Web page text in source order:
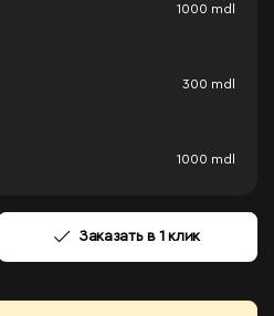
1000 mdl
300 mdl
1000 mdl
Заказать в 1 клик